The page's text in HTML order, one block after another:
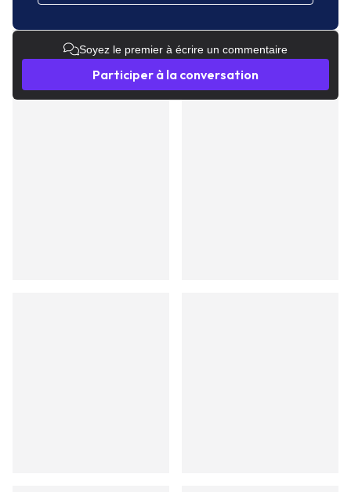
Soyez le premier à écrire un commentaire
Participer à la conversation